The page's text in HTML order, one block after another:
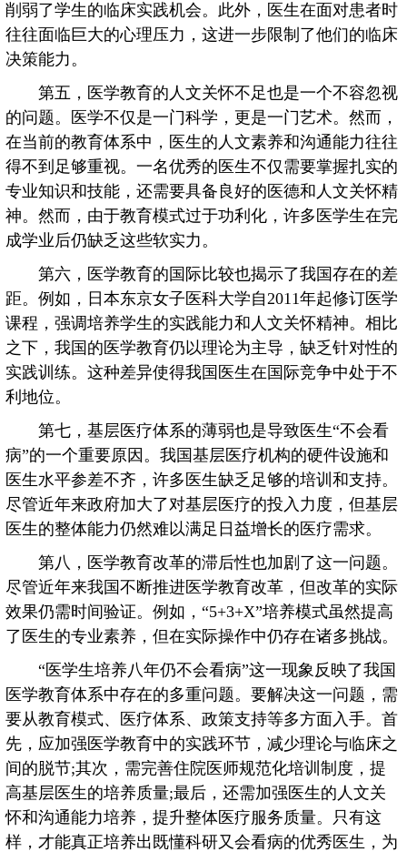
削弱了学生的临床实践机会。此外，医生在面对患者时
往往面临巨大的心理压力，这进一步限制了他们的临床
决策能力。
第五，医学教育的人文关怀不足也是一个不容忽视
的问题。医学不仅是一门科学，更是一门艺术。然而，
在当前的教育体系中，医生的人文素养和沟通能力往往
得不到足够重视。一名优秀的医生不仅需要掌握扎实的
专业知识和技能，还需要具备良好的医德和人文关怀精
神。然而，由于教育模式过于功利化，许多医学生在完
成学业后仍缺乏这些软实力。
第六，医学教育的国际比较也揭示了我国存在的差
距。例如，日本东京女子医科大学自2011年起修订医学
课程，强调培养学生的实践能力和人文关怀精神。相比
之下，我国的医学教育仍以理论为主导，缺乏针对性的
实践训练。这种差异使得我国医生在国际竞争中处于不
利地位。
第七，基层医疗体系的薄弱也是导致医生“不会看
病”的一个重要原因。我国基层医疗机构的硬件设施和
医生水平参差不齐，许多医生缺乏足够的培训和支持。
尽管近年来政府加大了对基层医疗的投入力度，但基层
医生的整体能力仍然难以满足日益增长的医疗需求。
第八，医学教育改革的滞后性也加剧了这一问题。
尽管近年来我国不断推进医学教育改革，但改革的实际
效果仍需时间验证。例如，“5+3+X”培养模式虽然提高
了医生的专业素养，但在实际操作中仍存在诸多挑战。
“医学生培养八年仍不会看病”这一现象反映了我国
医学教育体系中存在的多重问题。要解决这一问题，需
要从教育模式、医疗体系、政策支持等多方面入手。首
先，应加强医学教育中的实践环节，减少理论与临床之
间的脱节;其次，需完善住院医师规范化培训制度，提
高基层医生的培养质量;最后，还需加强医生的人文关
怀和沟通能力培养，提升整体医疗服务质量。只有这
样，才能真正培养出既懂科研又会看病的优秀医生，为